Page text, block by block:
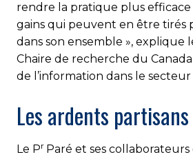
rendre la pratique plus
gains qui peuvent en être tirés
dans son ensemble », explique
Chaire de recherche du
de l’information dans le secteur
Les ardents partisans
Le Pr Paré et ses